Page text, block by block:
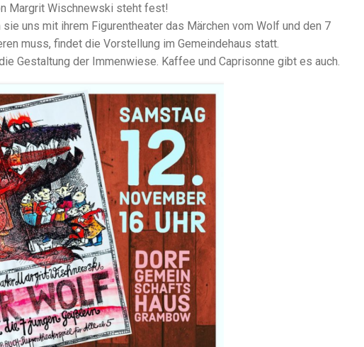
Margrit Wischnewski steht fest!
uns mit ihrem Figurentheater das Märchen vom Wolf und den 7
muss, findet die Vorstellung im Gemeindehaus statt.
Gestaltung der Immenwiese. Kaffee und Caprisonne gibt es auch.